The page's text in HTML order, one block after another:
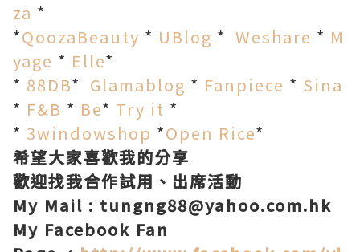
za *
*QoozaBeauty * UBlog * Weshare * M
yage * Elle*
* 88DB* Glamablog * Fanpiece * Sina
* F&B * Be* Try it *
* 3windowshop *Open Rice*
希望大家喜歡我的分享
歡迎找我合作試用、出席活動
My Mail : tungng88@yahoo.com.hk
My Facebook Fan